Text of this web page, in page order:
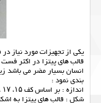
یکی از تجهیزات مورد نیاز
قالب های پیتزا در اکثر
انسان بسیار مضر می باشد
بندی نمود :
اندازه : بر اساس کف ۱۵، ۱۷ ، ۱۹ ، ۲۱ ، ۲۳ ، ۲۶، ۲۸ ،۳۰ ، ۳۲ ،۳۸
شکل : قالب های پیتزا به